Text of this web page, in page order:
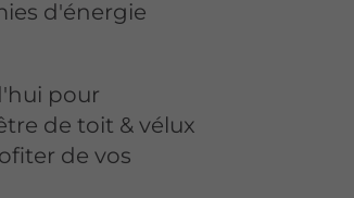
d'énergie
pour
de toit & vélux
de vos